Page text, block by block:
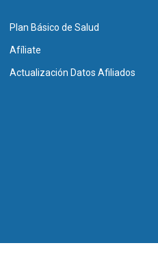
Plan Básico de Salud
Afíliate
Actualización Datos Afiliados